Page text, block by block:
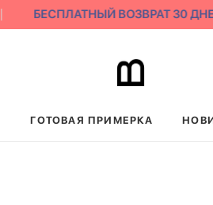
БЕСПЛАТНЫЙ ВОЗВРАТ 30 ДНЕЙ
ГОТОВАЯ ПРИМЕРКА